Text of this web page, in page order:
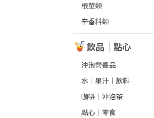
根莖類
辛香料類
飲品｜點心
沖泡營養品
水｜果汁｜飲料
咖啡｜沖泡茶
點心｜零食